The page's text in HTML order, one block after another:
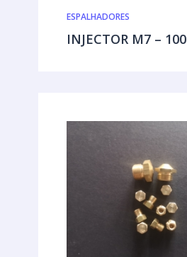
ESPALHADORES
INJECTOR M7 – 100